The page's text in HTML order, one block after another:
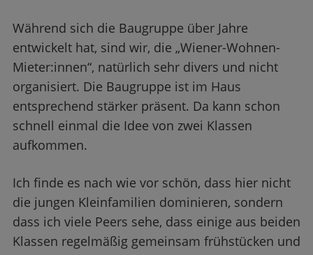
Während sich die Baugruppe über Jahre
entwickelt hat, sind wir, die „Wiener-Wohnen-
Mieter:innen“, natürlich sehr divers und nicht
organisiert. Die Baugruppe ist im Haus
entsprechend stärker präsent. Da kann schon
schnell einmal die Idee von zwei Klassen
aufkommen.
Ich finde es nach wie vor schön, dass hier nicht
die jungen Kleinfamilien dominieren, sondern
dass ich viele Peers sehe, dass einige aus beiden
Klassen regelmäßig gemeinsam frühstücken und